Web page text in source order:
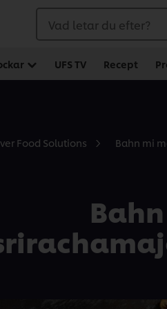
Vad letar du efter?
UFS TV Recept
Food Solutions Bahn mi